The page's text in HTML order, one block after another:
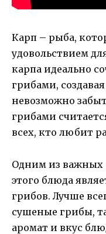
Карп – рыба,
удовольствием
карпа идеально
грибами,
невозможно
грибами
всех, кто любит
Одним из важных
этого блюда
грибов. Лучше
сушеные грибы,
аромат и вкус